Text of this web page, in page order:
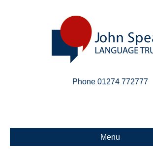
Phone 01274 772777
Menu